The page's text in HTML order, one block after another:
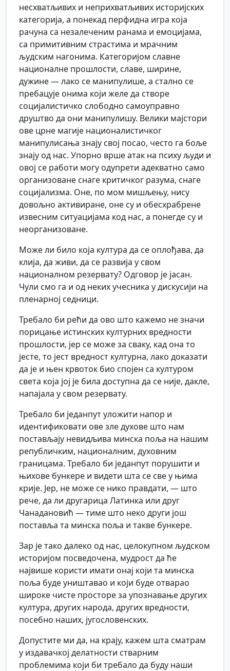
несхватљивих и неприхватљивих историјских
категорија, а понекад перфидна игра која
рачуна са незалеченим ранама и емоцијама,
са примитивним страстима и мрачним
људским нагонима. Категоријом славне
националне прошлости, славе, ширине,
дужине — лако се манипулише, а стално се
пребацује онима који желе да створе
социјалистичко слободно самоуправно
друштво да они манипулишу. Велики мајстори
ове црне магије националистичког
манипулисања знају свој посао, често га боље
знају од нас. Упорно врше атак на психу људи и
овој се работи могу одупрети адекватно само
организоване снаге критичког разума, снаге
социјализма. Оне, по мом мишљењу, нису
довољно активиране, оне су и обесхрабрене
извесним ситуацијама код нас, а понегде су и
неорганизоване.
Може ли било која култура да се оплођава, да
клија, да живи, да се развија у свом
националном резервату? Одговор је јасан.
Чули смо га и од неких учесника у дискусији на
пленарној седници.
Требало би рећи да ово што кажемо не значи
порицање истинских културних вредности
прошлости, јер се може за сваку, кад она то
јесте, то јест вредност културна, лако доказати
да је и њен крвоток био спојен са културом
света која јој је била доступна да се није, дакле,
напајала у свом резервату.
Требало би једанпут уложити напор и
идентификовати ове зле духове што нам
постављају невидљива минска поља на нашим
републичким, националним, духовним
границама. Требало би једанпут порушити и
њихове бункере и видети шта се све у њима
крије. Јер, не може се нико правдати, — што
рече, да ли другарица Латинка или друг
Чанадановић — тиме што неко други још
поставља та минска поља и такве бункере.
Зар је тако далеко од нас, целокупном људском
историјом посведочена, мудрост да ће
највише користи имати онај који та минска
поља буде уништавао и који буде отварао
широке чисте просторе за упознавање других
култура, других народа, других вредности,
посебно наших, југословенских.
Допустите ми да, на крају, кажем шта сматрам
у издавачкој делатности стварним
проблемима који би требало да буду наши